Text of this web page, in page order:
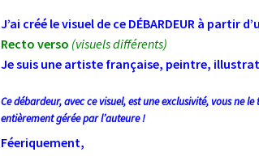
J’ai créé le visuel de ce DÉBARDEUR à partir
Recto verso (visuels différents)
Je suis une artiste française, peintre,
Ce débardeur, avec ce visuel, est une exclusivité, vous ne
entièrement gérée par l’auteure !
Féeriquement,